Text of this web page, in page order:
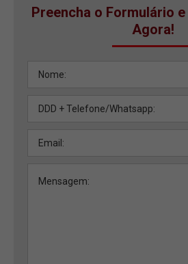
Preencha o Formulário
Agora!